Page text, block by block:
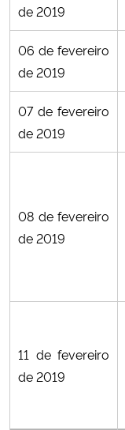
de 2019
06 de fevereiro
de 2019
07 de fevereiro
de 2019
08 de fevereiro
de 2019
11 de fevereiro
de 2019